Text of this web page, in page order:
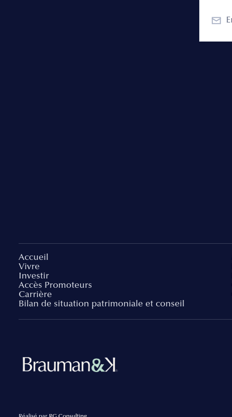
Accueil
Vivre
Investir
Accès Promoteurs
Carrière
Bilan de situation patrimoniale et conseil